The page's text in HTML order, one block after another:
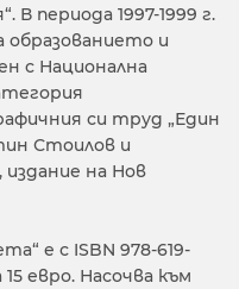
В периода 1997-1999 г.
и
с Национална
си труд „Един
Стоилов и
на Нов
е с ISBN 978-619-
евро. Насочва към